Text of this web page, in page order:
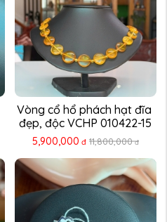
Vòng cổ hổ phách hạt đĩa
đẹp, độc VCHP 010422-15
5,900,000 đ 11,800,000 đ